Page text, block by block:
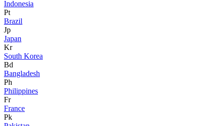
Indonesia
Pt
Brazil
Jp
Japan
Kr
South Korea
Bd
Bangladesh
Ph
Philippines
Fr
France
Pk